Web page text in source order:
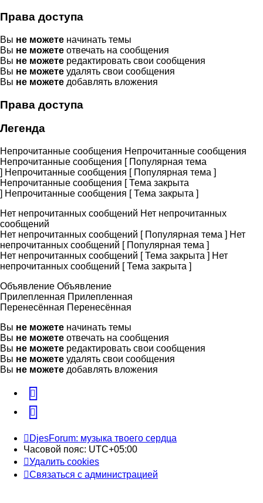
Права доступа
Вы не можете начинать темы
Вы не можете отвечать на сообщения
Вы не можете редактировать свои сообщения
Вы не можете удалять свои сообщения
Вы не можете добавлять вложения
Права доступа
Легенда
Непрочитанные сообщения Непрочитанные сообщения
Непрочитанные сообщения [ Популярная тема
] Непрочитанные сообщения [ Популярная тема ]
Непрочитанные сообщения [ Тема закрыта
] Непрочитанные сообщения [ Тема закрыта ]
Нет непрочитанных сообщений Нет непрочитанных
сообщений
Нет непрочитанных сообщений [ Популярная тема ] Нет
непрочитанных сообщений [ Популярная тема ]
Нет непрочитанных сообщений [ Тема закрыта ] Нет
непрочитанных сообщений [ Тема закрыта ]
Объявление Объявление
Прилепленная Прилепленная
Перенесённая Перенесённая
Вы не можете начинать темы
Вы не можете отвечать на сообщения
Вы не можете редактировать свои сообщения
Вы не можете удалять свои сообщения
Вы не можете добавлять вложения
vk
Telegram
DjesForum: музыка твоего сердца
Часовой пояс: UTC+05:00
Удалить cookies
Связаться с администрацией